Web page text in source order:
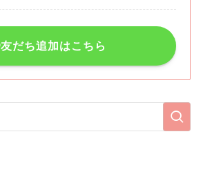
友だち追加はこちら